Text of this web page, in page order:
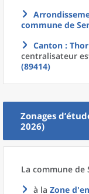
commune de
Canton :
centralisateur
(89414)
Zonages
2026)
La commune de
à la Zone